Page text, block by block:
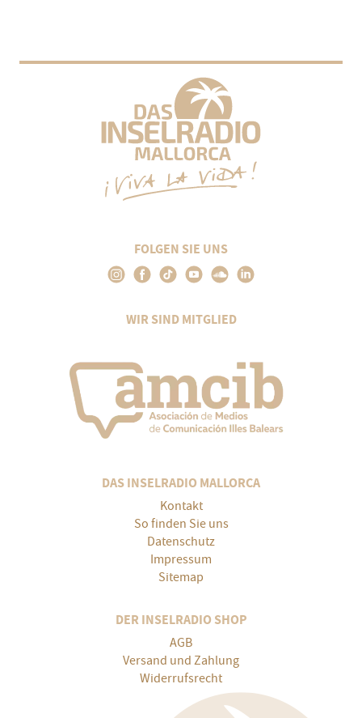
FOLGEN SIE UNS
WIR SIND MITGLIED
DAS INSELRADIO MALLORCA
Kontakt
So finden Sie uns
Datenschutz
Impressum
Sitemap
DER INSELRADIO SHOP
AGB
Versand und Zahlung
Widerrufsrecht